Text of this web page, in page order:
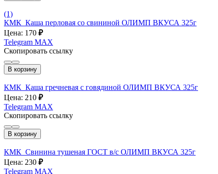
(1)
КМК_Каша перловая со свининой ОЛИМП ВКУСА 325г
Цена: 170 ₽
Telegram MAX
Скопировать ссылку
В корзину
КМК_Каша гречневая с говядиной ОЛИМП ВКУСА 325г
Цена: 210 ₽
Telegram MAX
Скопировать ссылку
В корзину
КМК_Свинина тушеная ГОСТ в/с ОЛИМП ВКУСА 325г
Цена: 230 ₽
Telegram MAX